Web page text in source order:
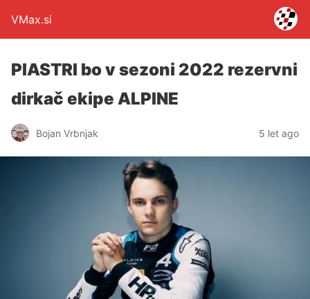
VMax.si
PIASTRI bo v sezoni 2022 rezervni
dirkač ekipe ALPINE
Bojan Vrbnjak 5 let ago